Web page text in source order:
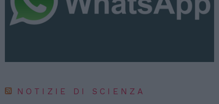
NOTIZIE DI SCIENZA